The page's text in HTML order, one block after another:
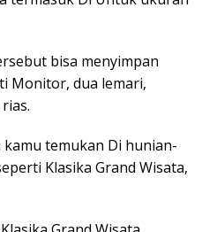
bisa menyimpan
Monitor, dua lemari,
temukan Di hunian-
Klasika Grand Wisata,